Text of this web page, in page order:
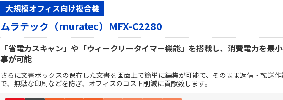
大規模オフィス向け複合機
ムラテック（muratec）MFX-C2280
「省電力スキャン」や「ウィークリータイマー機能」を搭載し、消費電力を最
事が可能
さらに文書ボックスの保存した文書を画面上で簡単に編集が可能で、そのまま返信・転送
で、無駄な印刷などを防ぎ、オフィスのコスト削減に貢献致します。